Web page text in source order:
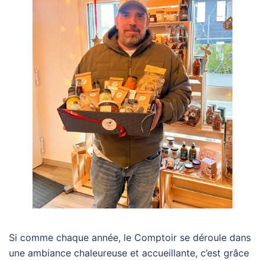
Si comme chaque année, le Comptoir se déroule dans
une ambiance chaleureuse et accueillante, c’est grâce